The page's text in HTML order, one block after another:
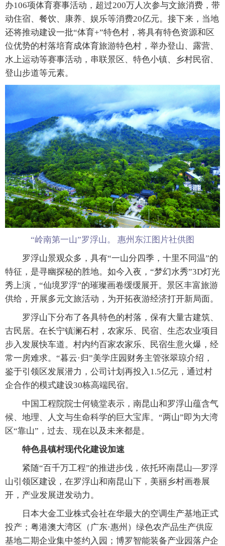
办106项体育赛事活动，超过200万人次参与文旅消费，带
动住宿、餐饮、康养、娱乐等消费20亿元。接下来，当地
还将推动建设一批“体育+”特色村，将具有特色资源和区
位优势的村落培育成体育旅游特色村，举办登山、露营、
水上运动等赛事活动，串联景区、特色小镇、乡村民宿、
登山步道等元素。
“岭南第一山”罗浮山。 惠州东江图片社供图
罗浮山景观众多，具有“一山分四季，十里不同温”的
特征，是寻幽探秘的胜地。如今入夜，“梦幻水秀”3D灯光
秀上演，“仙境罗浮”的璀璨画卷缓缓展开。景区丰富旅游
供给，开展多元文旅活动，为开拓夜游经济打开新局面。
罗浮山下分布了各具特色的村落，保有大量古建筑、
古民居。在长宁镇澜石村，农家乐、民宿、生态农业项目
步入发展快车道。村内约百家农家乐、民宿生意火爆，经
常一房难求。“暮云·归”美学庄园财务主管张翠琼介绍，
鉴于引领区发展潜力，公司计划再投入1.5亿元，通过村
企合作的模式建设30栋高端民宿。
中国工程院院士何镜堂表示，南昆山和罗浮山蕴含气
候、地理、人文与生命科学的巨大宝库。“两山”即为大湾
区“靠山”，过去、现在以及未来都是。
特色县镇村现代化建设加速
紧随“百千万工程”的推进步伐，依托环南昆山—罗浮
山引领区建设，在罗浮山和南昆山下，美丽乡村画卷展
开，产业发展迸发动力。
日本大金工业株式会社在华最大的空调生产基地正式
投产；粤港澳大湾区（广东·惠州）绿色农产品生产供应
基地二期企业集中签约入园；博罗智能装备产业园落户企